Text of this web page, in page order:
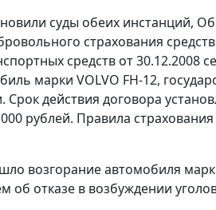
суды обеих инстанций,
страхования
средств от 30.12.2008
марки VOLVO FH-12,
действия договора
рублей. Правила
возгорание автомобиля
об отказе в возбуждении